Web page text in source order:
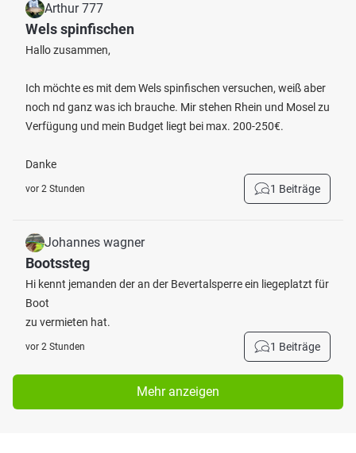
Arthur 777
Wels spinfischen
Hallo zusammen,
Ich möchte es mit dem Wels spinfischen versuchen, weiß aber
noch nd ganz was ich brauche. Mir stehen Rhein und Mosel zu
Verfügung und mein Budget liegt bei max. 200-250€.
Danke
vor 2 Stunden 1 Beiträge
Johannes wagner
Bootssteg
Hi kennt jemanden der an der Bevertalsperre ein liegeplatzt für
Boot
zu vermieten hat.
vor 2 Stunden 1 Beiträge
Mehr anzeigen